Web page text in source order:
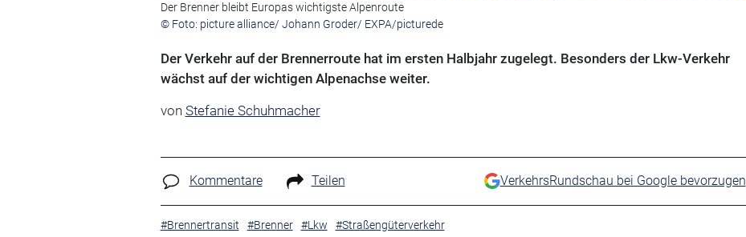
Der Brenner bleibt Europas wichtigste Alpenroute
© Foto: picture alliance/ Johann Groder/ EXPA/picturede
Der Verkehr auf der Brennerroute hat im ersten Halbjahr zugelegt. Besonders der Lkw-Verkehr
wächst auf der wichtigen Alpenachse weiter.
von Stefanie Schuhmacher
Kommentare Teilen VerkehrsRundschau bei Google bevorzugen
#Brennertransit #Brenner #Lkw #Straßengüterverkehr